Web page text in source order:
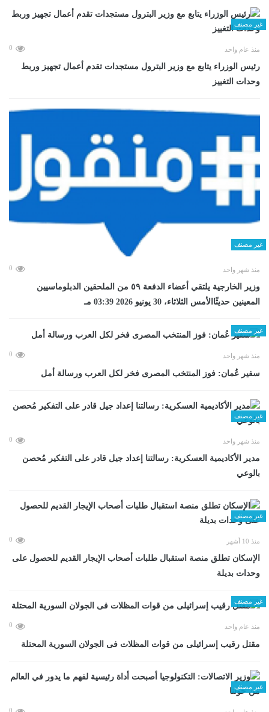
غير مصنف
منذ عام واحد 0
رئيس الوزراء يتابع مع وزير البترول مستجدات تقدم أعمال تجهيز وربط
وحدات التغييز
غير مصنف
منذ شهر واحد 0
وزير الخارجية يلتقي أعضاء الدفعة ٥٩ من الملحقين الدبلوماسيين
المعينين حديثًاالأمس الثلاثاء، 30 يونيو 2026 03:39 مـ
غير مصنف
منذ شهر واحد 0
سفير عُمان: فوز المنتخب المصرى فخر لكل العرب ورسالة أمل
غير مصنف
منذ شهر واحد 0
مدير الأكاديمية العسكرية: رسالتنا إعداد جيل قادر على التفكير مُحصن
بالوعي
غير مصنف
منذ 10 أشهر 0
الإسكان تطلق منصة استقبال طلبات أصحاب الإيجار القديم للحصول على
وحدات بديلة
غير مصنف
منذ عام واحد 0
مقتل رقيب إسرائيلى من قوات المظلات فى الجولان السورية المحتلة
غير مصنف
0